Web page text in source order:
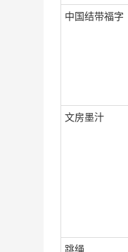
中国结带福字
文房墨汁
跳绳